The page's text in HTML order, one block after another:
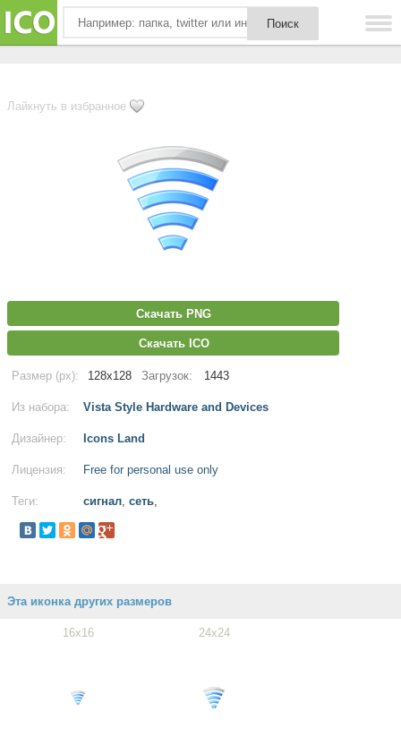
Лайкнуть в избранное
Скачать PNG
Скачать ICO
Размер (px): 128x128 Загрузок: 1443
Из набора: Vista Style Hardware and Devices
Дизайнер: Icons Land
Лицензия: Free for personal use only
Теги: сигнал, сеть,
Эта иконка других размеров
16x16 24x24